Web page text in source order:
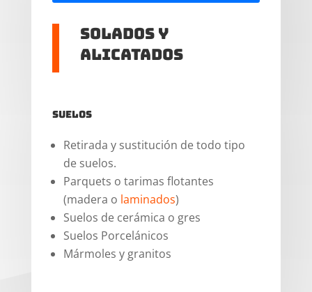
Solados y
alicatados
Suelos
Retirada y sustitución de todo tipo
de suelos.
Parquets o tarimas flotantes
(madera o laminados)
Suelos de cerámica o gres
Suelos Porcelánicos
Mármoles y granitos